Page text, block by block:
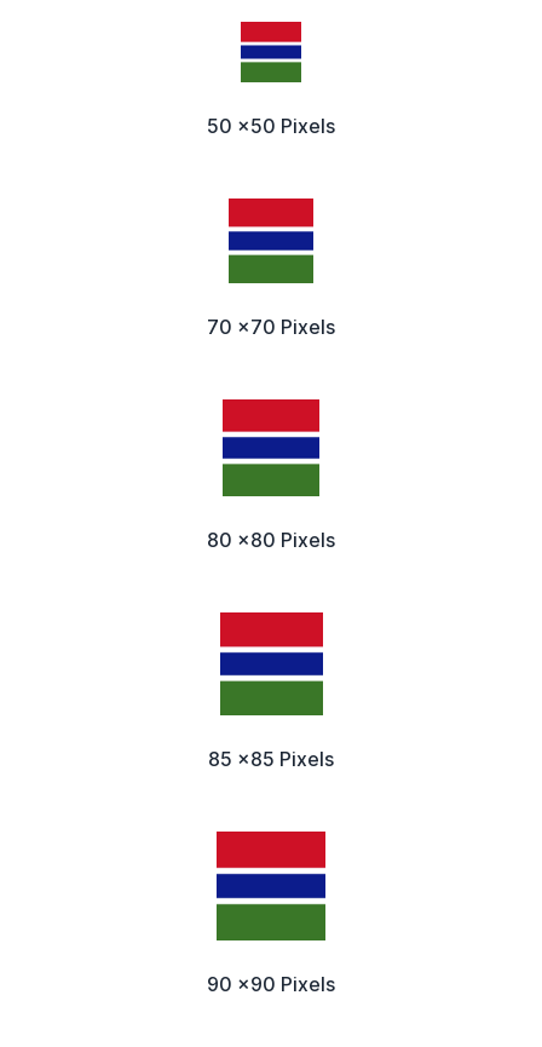
50 x50 Pixels
70 x70 Pixels
80 x80 Pixels
85 x85 Pixels
90 x90 Pixels